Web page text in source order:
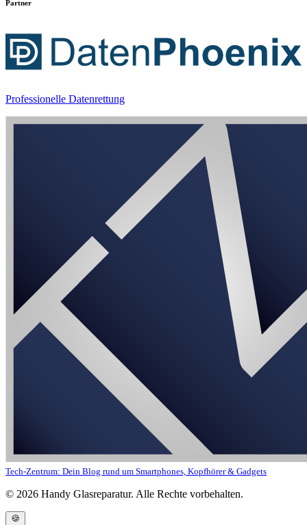
Partner
Professionelle Datenrettung
Tech-Zentrum: Dein Blog rund um Smartphones, Kopfhörer & Gadgets
© 2026 Handy Glasreparatur. Alle Rechte vorbehalten.
🍪